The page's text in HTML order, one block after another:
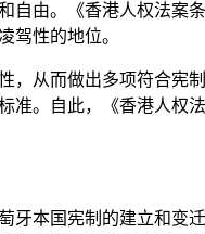
由。《香港人权法案
驾性的地位。
从而做出多项符合宪
。自此，《香港人权
本国宪制的建立和变